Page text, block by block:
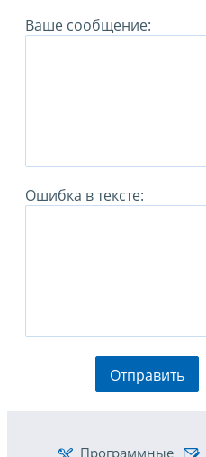
Ваше сообщение:
Ошибка в тексте:
Отправить
Программные